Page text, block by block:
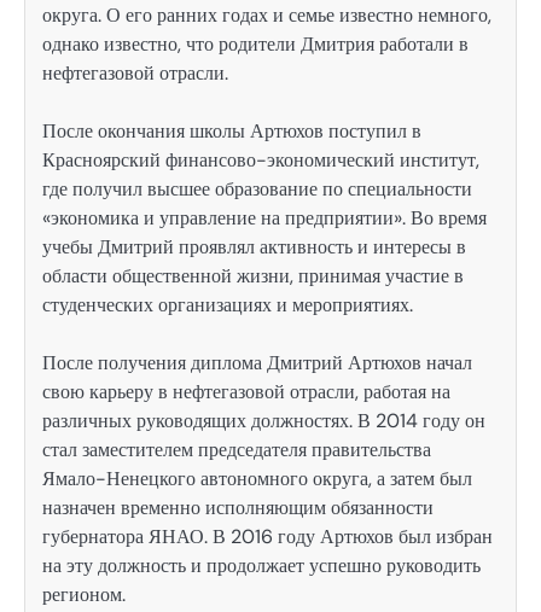
округа. О его ранних годах и семье известно немного,
однако известно, что родители Дмитрия работали в
нефтегазовой отрасли.
После окончания школы Артюхов поступил в
Красноярский финансово-экономический институт,
где получил высшее образование по специальности
«экономика и управление на предприятии». Во время
учебы Дмитрий проявлял активность и интересы в
области общественной жизни, принимая участие в
студенческих организациях и мероприятиях.
После получения диплома Дмитрий Артюхов начал
свою карьеру в нефтегазовой отрасли, работая на
различных руководящих должностях. В 2014 году он
стал заместителем председателя правительства
Ямало-Ненецкого автономного округа, а затем был
назначен временно исполняющим обязанности
губернатора ЯНАО. В 2016 году Артюхов был избран
на эту должность и продолжает успешно руководить
регионом.